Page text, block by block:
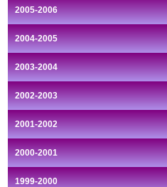
2005-2006
2004-2005
2003-2004
2002-2003
2001-2002
2000-2001
1999-2000